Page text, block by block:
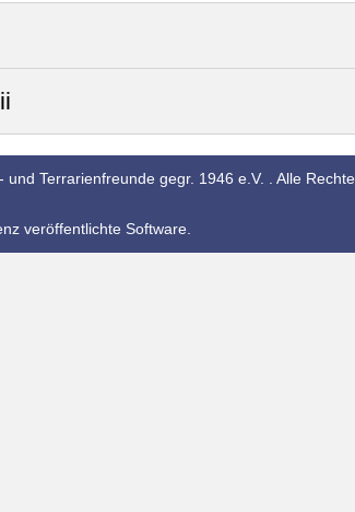
Terrarienfreunde gegr. 1946 e.V. . Alle Rechte
veröffentlichte Software.